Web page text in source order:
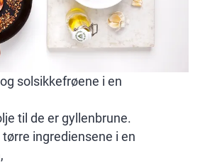
solsikkefrøene i en
til de er gyllenbrune.
ingrediensene i en